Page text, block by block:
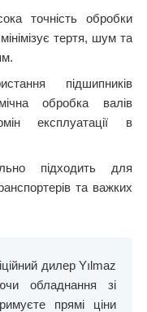
точність обробки
тертя, шум та
підшипників
обробка валів
експлуатації в
підходить для
та важких
дилер Yılmaz
обладнання зі
прямі ціни